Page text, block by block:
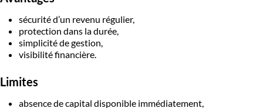
sécurité d’un revenu régulier,
protection dans la durée,
simplicité de gestion,
visibilité financière.
Limites
absence de capital disponible immédiatement,